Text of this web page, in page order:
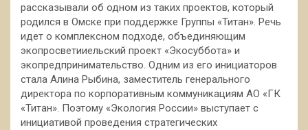
рассказывали об одном из таких проектов, который
родился в Омске при поддержке Группы «Титан». Речь
идет о комплексном подходе, объединяющим
экопросветииельский проект «Экосуббота» и
экопредпринимательство. Одним из его инициаторов
стала Алина Рыбина, заместитель генерального
директора по корпоративным коммуникациям АО «ГК
«Титан». Поэтому «Экология России» выступает с
инициативой проведения стратегических